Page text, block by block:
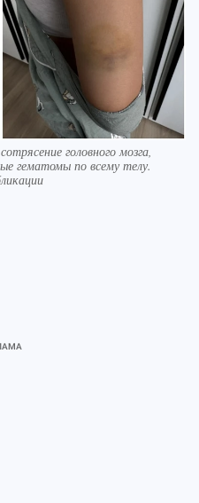
головного мозга,
гематомы по всему телу.